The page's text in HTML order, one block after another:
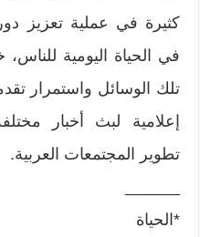
كثيرة في عملية تعزيز
في الحياة اليومية
تلك الوسائل واستمرار
إعلامية لبث أخبار
تطوير المجتمعات العربية.
*الحياة